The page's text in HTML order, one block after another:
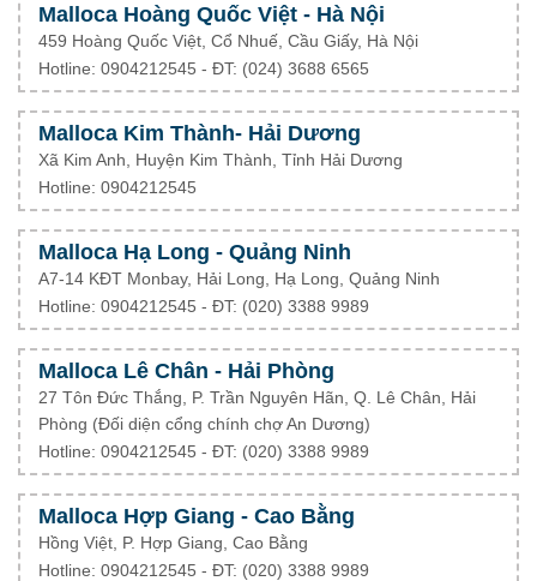
Malloca Hoàng Quốc Việt - Hà Nội
459 Hoàng Quốc Việt, Cổ Nhuế, Cầu Giấy, Hà Nội
Hotline: 0904212545 - ĐT: (024) 3688 6565
Malloca Kim Thành- Hải Dương
Xã Kim Anh, Huyện Kim Thành, Tỉnh Hải Dương
Hotline: 0904212545
Malloca Hạ Long - Quảng Ninh
A7-14 KĐT Monbay, Hải Long, Hạ Long, Quảng Ninh
Hotline: 0904212545 - ĐT: (020) 3388 9989
Malloca Lê Chân - Hải Phòng
27 Tôn Đức Thắng, P. Trần Nguyên Hãn, Q. Lê Chân, Hải
Phòng (Đối diện cổng chính chợ An Dương)
Hotline: 0904212545 - ĐT: (020) 3388 9989
Malloca Hợp Giang - Cao Bằng
Hồng Việt, P. Hợp Giang, Cao Bằng
Hotline: 0904212545 - ĐT: (020) 3388 9989